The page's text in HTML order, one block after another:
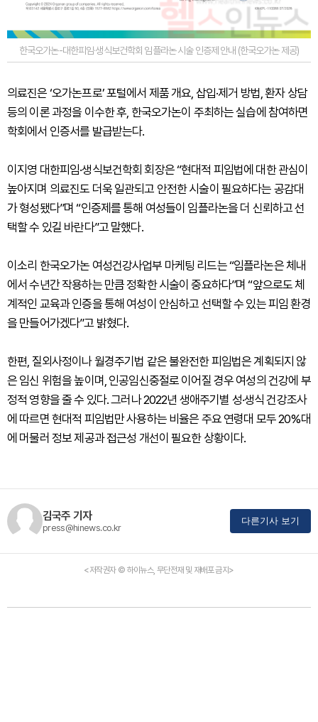
한국오가논-대한피임·생식보건학회 임플라논 시술 인증제 안내 (한국오가논 제공)
의료진은 ‘오가논프로’ 포털에서 제품 개요, 삽입·제거 방법, 환자 상담
등의 이론 과정을 이수한 후, 한국오가논이 주최하는 실습에 참여하면
학회에서 인증서를 발급받는다.
이지영 대한피임·생식보건학회 회장은 “현대적 피임법에 대한 관심이
높아지며 의료진도 더욱 일관되고 안전한 시술이 필요하다는 공감대
가 형성됐다”며 “인증제를 통해 여성들이 임플라논을 더 신뢰하고 선
택할 수 있길 바란다”고 말했다.
이소리 한국오가논 여성건강사업부 마케팅 리드는 “임플라논은 체내
에서 수년간 작용하는 만큼 정확한 시술이 중요하다”며 “앞으로도 체
계적인 교육과 인증을 통해 여성이 안심하고 선택할 수 있는 피임 환경
을 만들어가겠다”고 밝혔다.
한편, 질외사정이나 월경주기법 같은 불완전한 피임법은 계획되지 않
은 임신 위험을 높이며, 인공임신중절로 이어질 경우 여성의 건강에 부
정적 영향을 줄 수 있다. 그러나 2022년 생애주기별 성·생식 건강조사
에 따르면 현대적 피임법만 사용하는 비율은 주요 연령대 모두 20%대
에 머물러 정보 제공과 접근성 개선이 필요한 상황이다.
김국주 기자
press@hinews.co.kr
다른기사 보기
<저작권자 © 하이뉴스, 무단전재 및 재배포 금지>